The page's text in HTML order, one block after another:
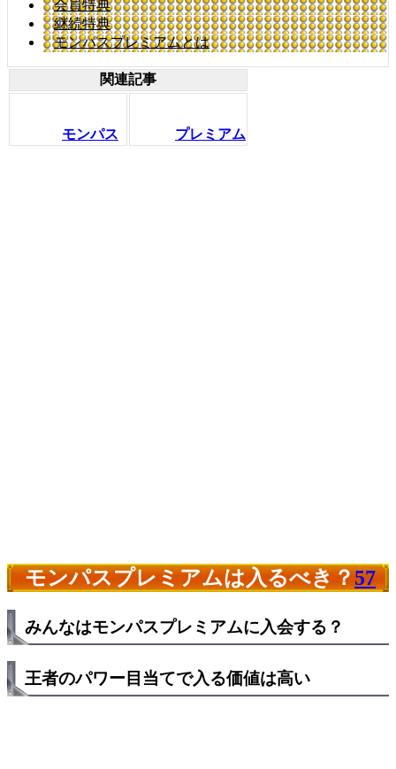
会員特典
継続特典
モンパスプレミアムとは
関連記事
モンパス プレミアム
モンパスプレミアムは入るべき？57
みんなはモンパスプレミアムに入会する？
王者のパワー目当てで入る価値は高い